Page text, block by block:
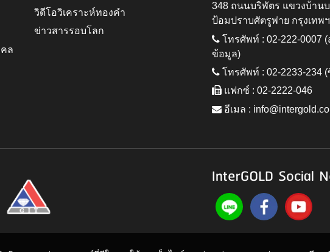
ล
วิดีโอวิเคราะห์ทองคำ
ข่าวสารรอบโลก
348 ถนนบริพัตร แขวงบ้าน
ป้อมปราบศัตรูพ่าย กรุงเทพ
โทรศัพท์ : 02-222-0007
ข้อมูล)
โทรศัพท์ : 02-2233-234
แฟกซ์ : 02-2222-046
อีเมล :
InterGOLD Social